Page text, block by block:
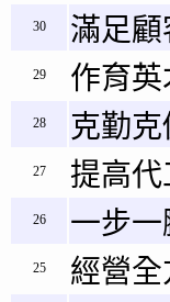
30 滿足
29 作育
28 克勤
27 提高
26 一步
25 經營全